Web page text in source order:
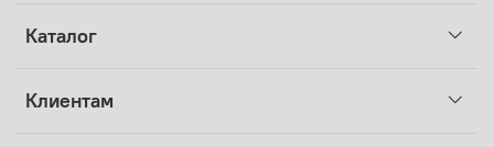
Каталог
Клиентам